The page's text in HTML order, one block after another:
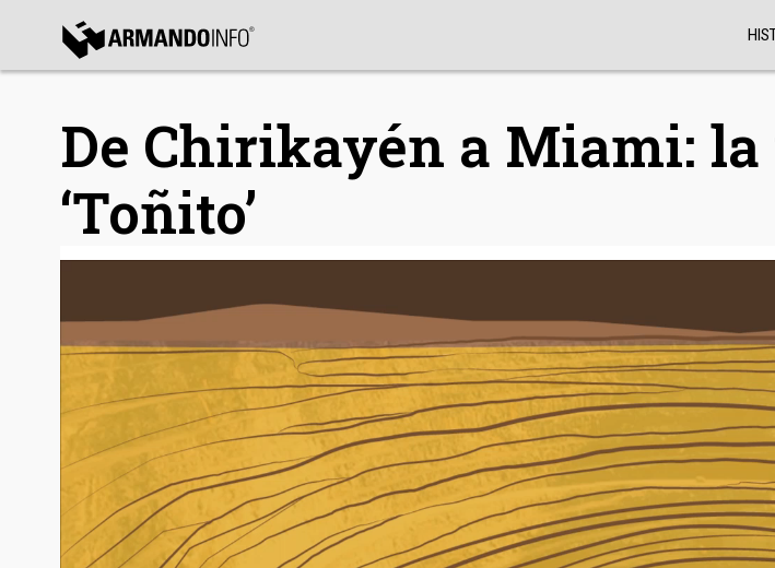
De Chirikayén a Miami:
‘Toñito’